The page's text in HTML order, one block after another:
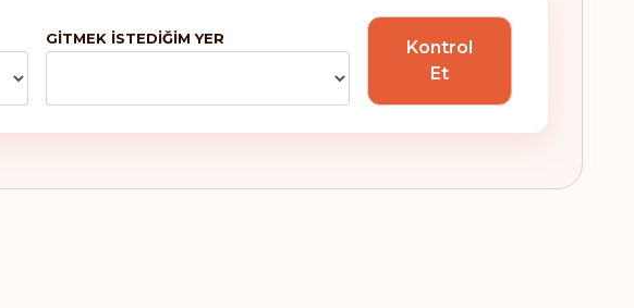
Avusturya
Danimarka
GITMEK ISTEDIĞIM YER
Kontrol
Et